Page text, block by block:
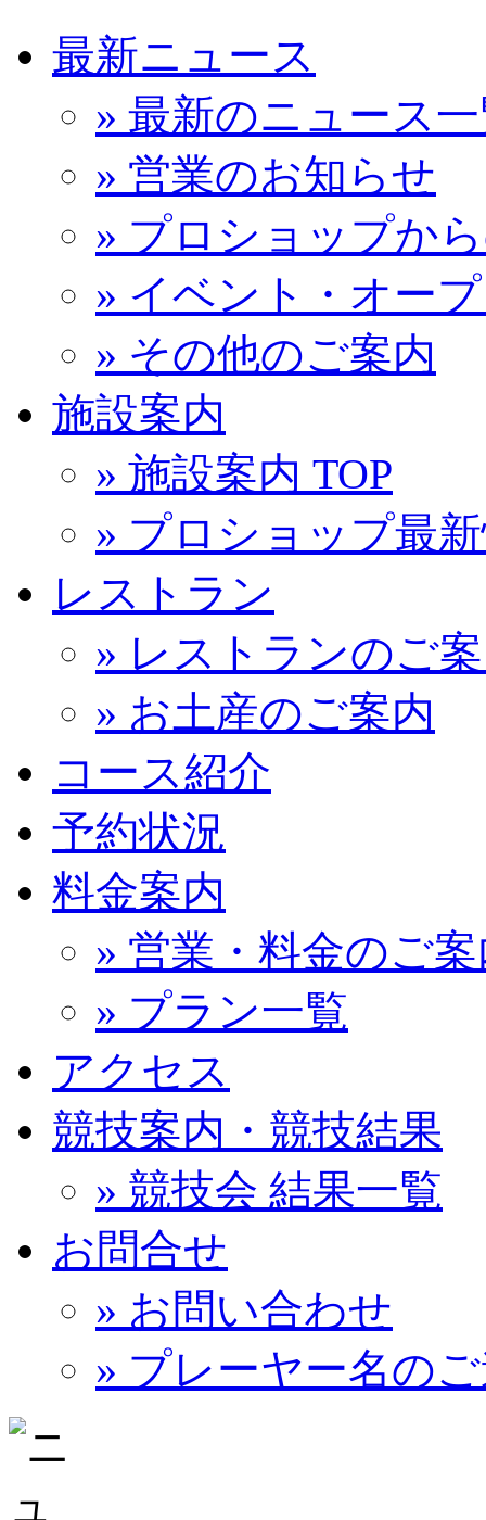
最新ニュース
» 最新のニュース
» 営業のお知らせ
» プロショップか
» イベント・オー
» その他のご案内
施設案内
» 施設案内 TOP
» プロショップ最
レストラン
» レストランのご
» お土産のご案内
コース紹介
予約状況
料金案内
» 営業・料金のご
» プラン一覧
アクセス
競技案内・競技結果
» 競技会 結果一覧
お問合せ
» お問い合わせ
» プレーヤー名の